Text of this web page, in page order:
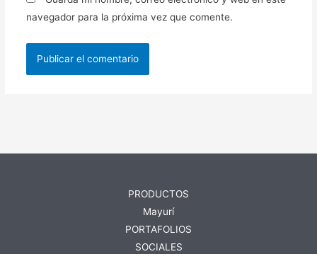
navegador para la próxima vez que comente.
PRODUCTOS
Mayurí
PORTAFOLIOS
SOCIALES